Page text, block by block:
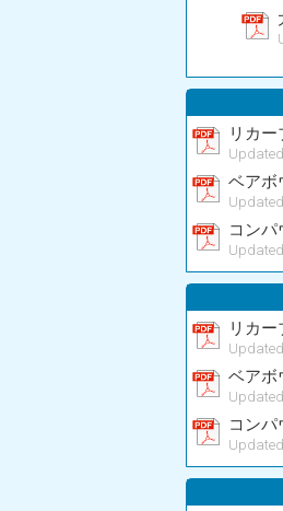
リカ
ベアボ
コンパ
リカ
ベアボ
コンパ